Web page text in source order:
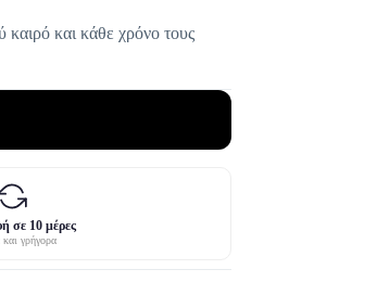
καιρό και κάθε χρόνο τους
σε 10 μέρες
γρήγορα